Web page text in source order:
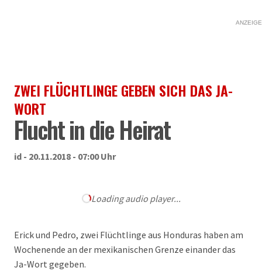
ANZEIGE
ZWEI FLÜCHTLINGE GEBEN SICH DAS JA-
WORT
Flucht in die Heirat
id - 20.11.2018 - 07:00 Uhr
Loading audio player...
Erick und Pedro, zwei Flüchtlinge aus Honduras haben am
Wochenende an der mexikanischen Grenze einander das
Ja-Wort gegeben.